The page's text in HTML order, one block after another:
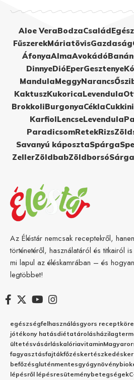
Aloe VeraBodzaCsalád
FűszerekMáriatövisGazdaság
ÁfonyaAlmaAvokádóBanán
DinnyeDióEperGesztenye
MandulaMeggyNarancs
KaktuszKukoricaLevendula
BrokkoliBurgonyaCéklaCukkini
KarfiolLencseLevendula
ParadicsomRetekRizs
Savanyú káposztaSpárga
ZellerZöldbabZöldborsó
Az Éléstár nemcsak receptekről,
történetéről, használatáról és titkairól
mi lapul az éléskamrában – és
legtöbbet!
egészségfelhasználásgyors recept
jótékony hatásdiétatárolásházilag
ültetésvásárláskalóriavitamin
fagyasztásfajtákfőzéskertészkedés
befőzésgluténmentesgyógynövény
lépésről lépésresüteménybetegségek